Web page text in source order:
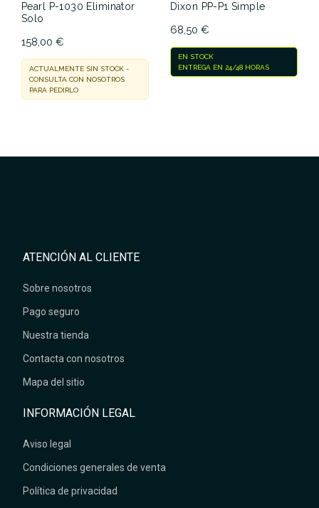
Pearl P-1030 Eliminator
Solo
158,00 €
ACTUALMENTE SIN STOCK -
CONSULTA CON NOSOTROS
PARA PEDIRLO
Dixon PP-P1 Simple
68,50 €
EN STOCK
ENTREGA EN 24/48 HORAS
ATENCIÓN AL CLIENTE
Sobre nosotros
Pago seguro
Nuestra tienda
Contacta con nosotros
Mapa del sitio
INFORMACIÓN LEGAL
Aviso legal
Condiciones generales de venta
Política de privacidad